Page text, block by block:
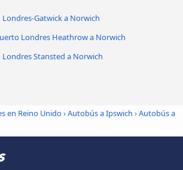
Gatwick a Norwich
Londres Heathrow a Norwich
Stansted a Norwich
en Reino Unido›Autobús a Ipswich ›Autobús a